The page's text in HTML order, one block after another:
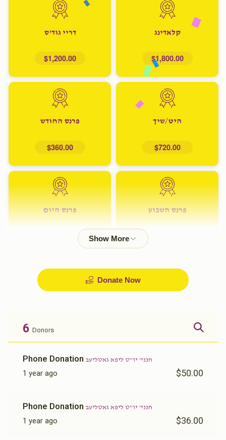
קלאדינג
$1,800.00
דריי גוד'ס
$1,200.00
היט/שיך
$720.00
פרנס החודש
$360.00
פרנס השבוע פרנס היום
Donate Now
6 Donors
Phone Donation חנני' יו''ט ליפא גאטליעב
1 year ago $50.00
Phone Donation חנני' יו''ט ליפא גאטליעב
1 year ago $36.00